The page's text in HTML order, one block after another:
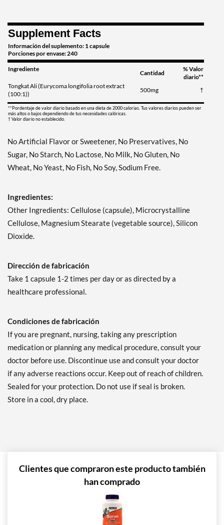
Supplement Facts
Información del suplemento: 1 capsule
Porciones por envase: 240
Ingrediente
Cantidad
% Valor
diario**
Tongkat Ali (Eurycoma longifolia root extract
(100:1))
500mg †
**Pordentaje de valor diario basado en una dieta de 2000 calorias. Tus valores diarios pueden ser
más altos o bajos dependiendo de tus necesidades calóricas.
† Valor diario no establecido.
No Artificial Flavor or Sweetener, No Preservatives, No
Sugar, No Starch, No Lactose, No Milk, No Gluten, No
Wheat, No Yeast, No Fish, No Soy, Sodium Free.
Ingredientes:
Other Ingredients: Cellulose (capsule), Microcrystalline
Cellulose, Magnesium Stearate (vegetable source), Silicon
Dioxide.
Dirección de fabricación
Take 1 capsule 1-2 times per day or as directed by a
healthcare professional.
Condiciones de fabricación
If you are pregnant, nursing, taking any prescription
medication or planning any medical procedure, consult your
doctor before use. Discontinue use and consult your doctor
if any adverse reactions occur. Keep out of reach of children.
Sealed for your protection. Do not use if seal is broken.
Store in a cool, dry place.
Clientes que compraron este producto también
han comprado